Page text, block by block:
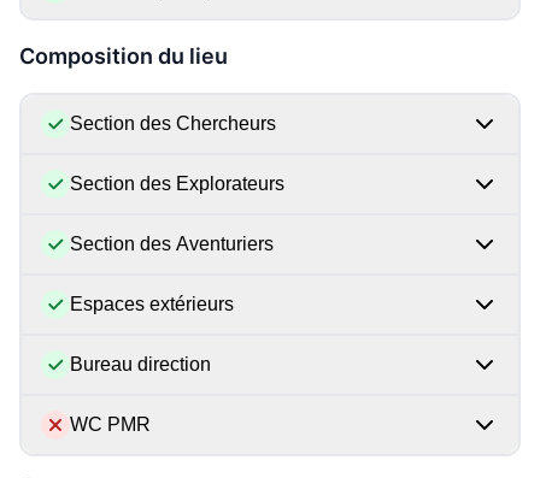
Composition du lieu
Section des Chercheurs
Section des Explorateurs
Section des Aventuriers
Espaces extérieurs
Bureau direction
WC PMR